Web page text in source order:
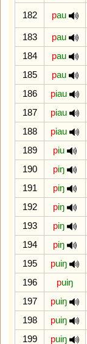
182 pau
183 pau
184
pau
185
pau
186
piau
187
piau
188
piau
189
piu
190
piŋ
191
piŋ
192
piŋ
193
piŋ
194
piŋ
195
puiŋ
196
puiŋ
197
puiŋ
198
puiŋ
199
puiŋ